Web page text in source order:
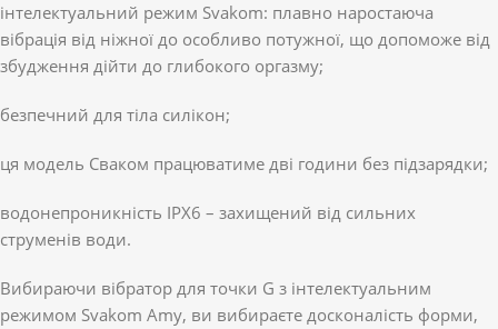
інтелектуальний режим Svakom: плавно наростаюча
вібрація від ніжної до особливо потужної, що допоможе від
збудження дійти до глибокого оргазму;
безпечний для тіла силікон;
ця модель Сваком працюватиме дві години без підзарядки;
водонепроникність IPX6 – захищений від сильних
струменів води.
Вибираючи вібратор для точки G з інтелектуальним
режимом Svakom Amy, ви вибираєте досконалість форми,